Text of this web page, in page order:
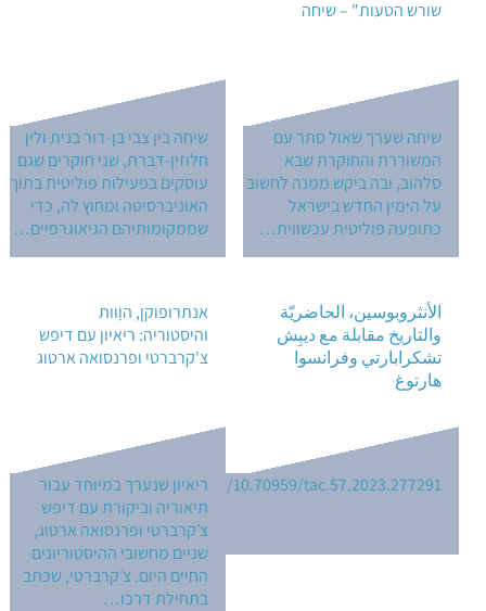
שורש הטעות" – שיחה
שיחה שערך שאול סתר עם
המשוררת והחוקרת שבא
סלהוב, ובה ביקש ממנה לחשוב
על הימין החדש בישראל
כתופעה פוליטית עכשווית…
שיחה בין צבי בן-דור בנית ולין
חלוזין-דברת, שני חוקרים שגם
עוסקים בפעילות פוליטית בתוך
האוניברסיטה ומחוץ לה, כדי
שממקומותיהם הגיאוגרפיים…
الأنثروبوسين، الحاضريّة
والتاريخ مقابلة مع ديبِش
تشكرابارتي وفرانسوا
هارتوغ
https://doi.org/10.70959/tac.57.2023.277291
אנתרופוקן, הוִִִִֹווּת
והיסטוריה: ריאיון עם דיפש
צ'קרברטי ופרנסואה ארטוג
ריאיון שנערך במיוחד עבור
תיאוריה וביקורת עם דיפש
צ׳קרברטי ופרנסואה ארטוג,
שניים מחשובי ההיסטוריונים
החיים היום. צ׳קרברטי, שכתב
בתחילת דרכו…